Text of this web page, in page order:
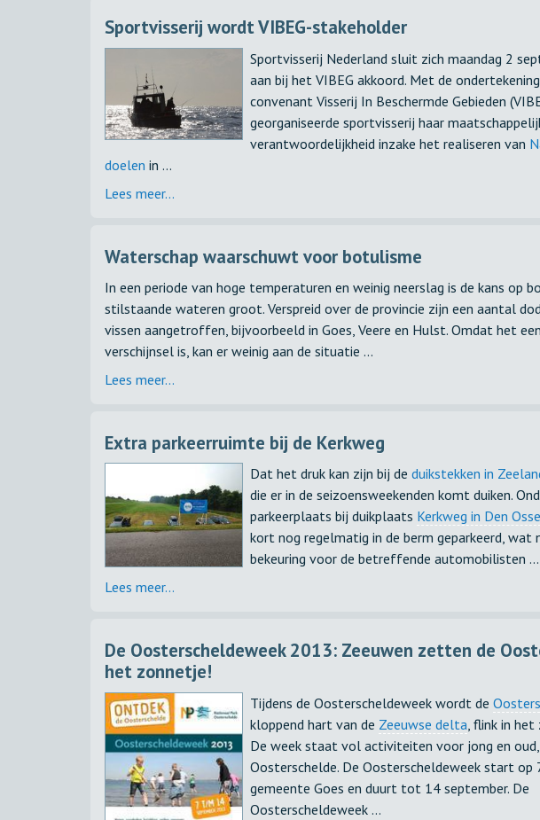
Sportvisserij wordt VIBEG-stakeholder
Sportvisserij Nederland sluit zich maandag 2
aan bij het VIBEG akkoord. Met de
convenant Visserij In Beschermde Gebieden
georganiseerde sportvisserij haar
verantwoordelijkheid inzake het realiseren van
doelen in ...
Lees meer...
Waterschap waarschuwt voor botulisme
In een periode van hoge temperaturen en weinig neerslag is de kans op
stilstaande wateren groot. Verspreid over de provincie zijn een aantal
vissen aangetroffen, bijvoorbeeld in Goes, Veere en Hulst. Omdat het
verschijnsel is, kan er weinig aan de situatie ...
Lees meer...
Extra parkeerruimte bij de Kerkweg
Dat het druk kan zijn bij de duikstekken in
die er in de seizoensweekenden komt duiken.
parkeerplaats bij duikplaats Kerkweg in Den Osse
kort nog regelmatig in de berm geparkeerd, wat
bekeuring voor de betreffende automobilisten ...
Lees meer...
De Oosterscheldeweek 2013: Zeeuwen zetten de
het zonnetje!
Tijdens de Oosterscheldeweek wordt de
kloppend hart van de Zeeuwse delta , flink in
De week staat vol activiteiten voor jong en oud,
Oosterschelde. De Oosterscheldeweek start op
gemeente Goes en duurt tot 14 september. De
Oosterscheldeweek ...